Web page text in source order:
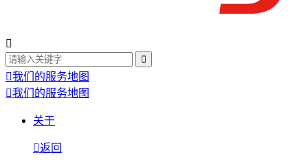
我们的服务地图
我们的服务地图
关于
返回